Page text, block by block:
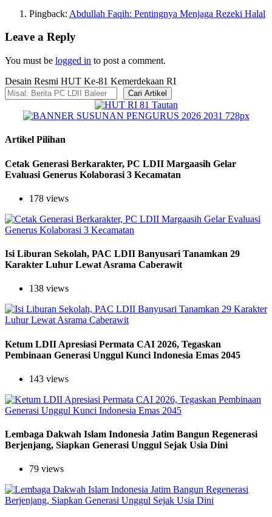
Pingback: Abdullah Faqih: Pentingnya Menjaga Rezeki Halal
Leave a Reply
You must be logged in to post a comment.
Desain Resmi HUT Ke-81 Kemerdekaan RI
Cari Artikel
Artikel Pilihan
Cetak Generasi Berkarakter, PC LDII Margaasih Gelar
Evaluasi Generus Kolaborasi 3 Kecamatan
178 views
Isi Liburan Sekolah, PAC LDII Banyusari Tanamkan 29
Karakter Luhur Lewat Asrama Caberawit
138 views
Ketum LDII Apresiasi Permata CAI 2026, Tegaskan
Pembinaan Generasi Unggul Kunci Indonesia Emas 2045
143 views
Lembaga Dakwah Islam Indonesia Jatim Bangun Regenerasi
Berjenjang, Siapkan Generasi Unggul Sejak Usia Dini
79 views